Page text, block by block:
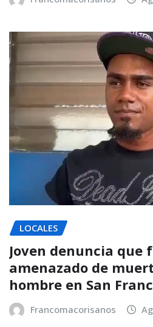
LOCALES
Joven denuncia que
amenazado de
hombre en San
Francomacorisanos